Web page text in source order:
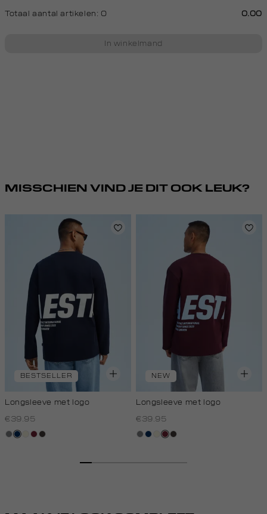
Totaal aantal artikelen: 0 0.00
In winkelmand
MISSCHIEN VIND JE DIT OOK LEUK?
BESTSELLER
Longsleeve met logo
€39.95
middengrijs
donkerblauw
wit,bordeaux
choco
NEW
Longsleeve met logo
€39.95
middengrijs
donkerblauw
wit,bordeaux
choco